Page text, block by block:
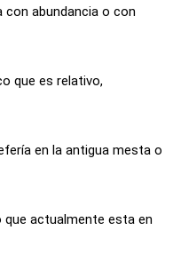
con abundancia o con
que es relativo,
en la antigua mesta o
actualmente esta en